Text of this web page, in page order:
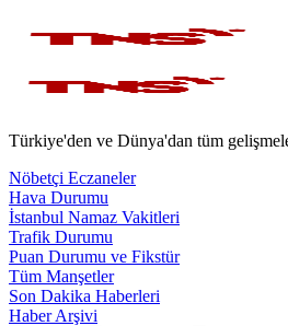
Türkiye'den ve Dünya'dan tüm
Nöbetçi Eczaneler
Hava Durumu
İstanbul Namaz Vakitleri
Trafik Durumu
Puan Durumu ve Fikstür
Tüm Manşetler
Son Dakika Haberleri
Haber Arşivi